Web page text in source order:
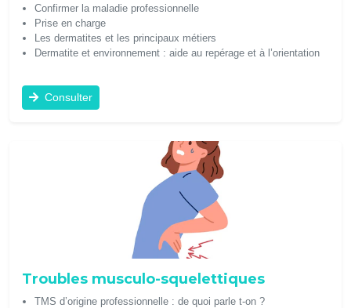
Confirmer la maladie professionnelle
Prise en charge
Les dermatites et les principaux métiers
Dermatite et environnement : aide au repérage et à l’orientation
Consulter
Troubles musculo-squelettiques
TMS d’origine professionnelle : de quoi parle t-on ?